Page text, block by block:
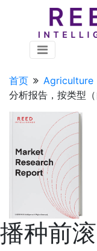
首页 Agriculture
分析报告，按类型
播种前